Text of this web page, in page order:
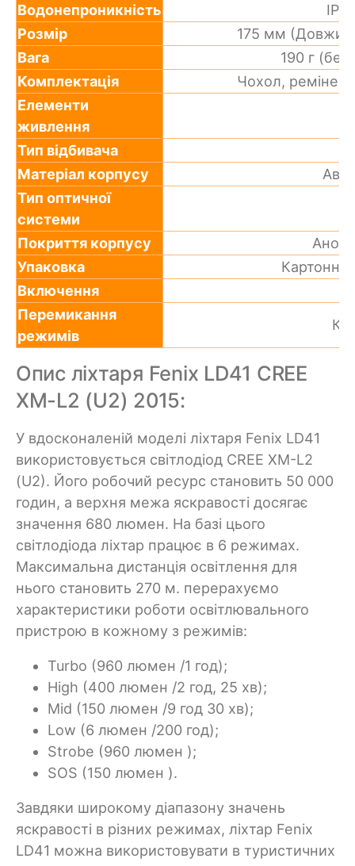
Водонепроникність
Розмір
175 мм
Вага
190 г
Комплектація
Чохол,
Елементи
живлення
Тип відбивача
Матеріал корпусу
Тип оптичної
системи
Покриття корпусу
Упаковка
Картонна
Включення
Перемикання
режимів
Опис ліхтаря Fenix LD41 CREE
XM-L2 (U2) 2015:
У вдосконаленій моделі ліхтаря Fenix LD41
використовується світлодіод CREE XM-L2
(U2). Його робочий ресурс становить 50 000
годин, а верхня межа яскравості досягає
значення 680 люмен. На базі цього
світлодіода ліхтар працює в 6 режимах.
Максимальна дистанція освітлення для
нього становить 270 м. перерахуємо
характеристики роботи освітлювального
пристрою в кожному з режимів:
Turbo (960 люмен /1 год);
High (400 люмен /2 год, 25 хв);
Mid (150 люмен /9 год 30 хв);
Low (6 люмен /200 год);
Strobe (960 люмен );
SOS (150 люмен ).
Завдяки широкому діапазону значень
яскравості в різних режимах, ліхтар Fenix
LD41 можна використовувати в туристичних